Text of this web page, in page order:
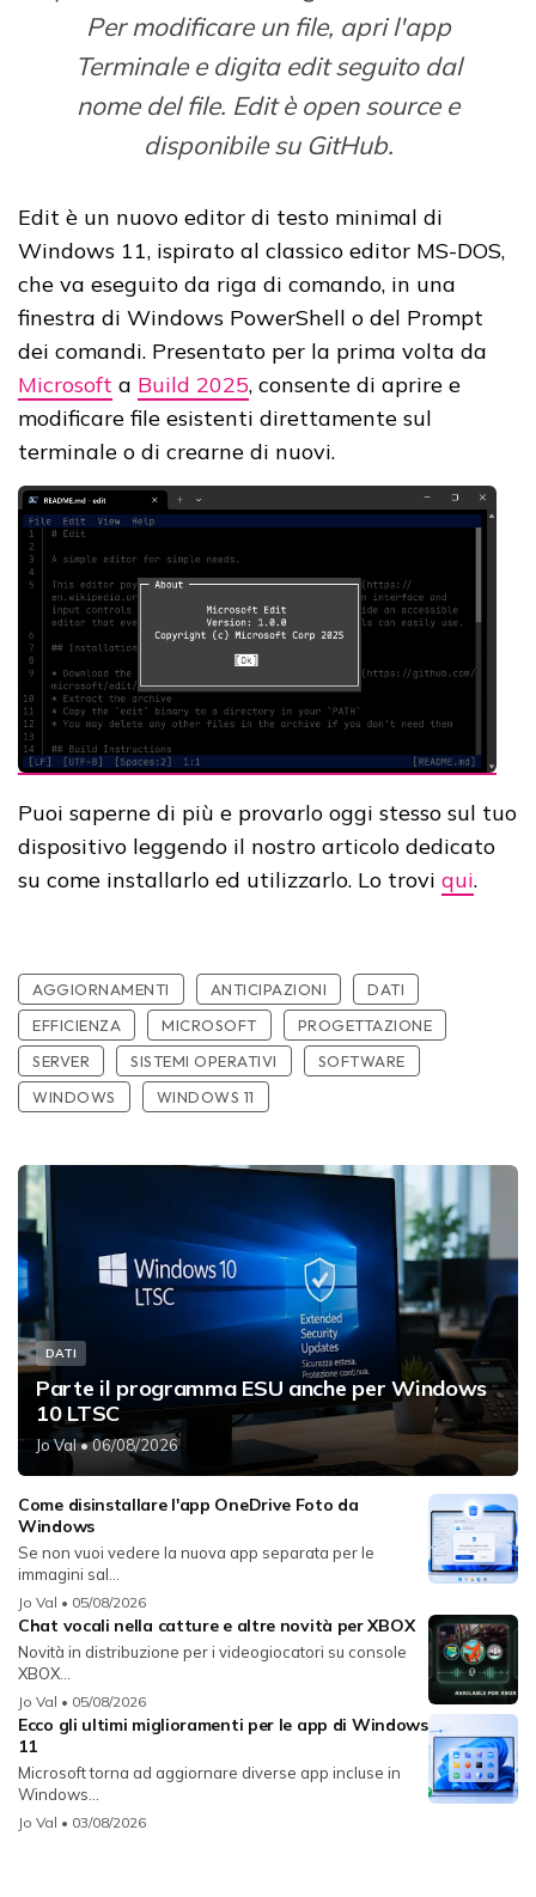
Per modificare un file, apri l'app
Terminale e digita edit seguito dal
nome del file. Edit è open source e
disponibile su GitHub.
Edit è un nuovo editor di testo minimal di
Windows 11, ispirato al classico editor MS-DOS,
che va eseguito da riga di comando, in una
finestra di Windows PowerShell o del Prompt
dei comandi. Presentato per la prima volta da
Microsoft a Build 2025, consente di aprire e
modificare file esistenti direttamente sul
terminale o di crearne di nuovi.
Puoi saperne di più e provarlo oggi stesso sul tuo
dispositivo leggendo il nostro articolo dedicato
su come installarlo ed utilizzarlo. Lo trovi qui.
AGGIORNAMENTI ANTICIPAZIONI
DATI
EFFICIENZA
MICROSOFT
PROGETTAZIONE
SERVER
SISTEMI OPERATIVI
SOFTWARE
WINDOWS
WINDOWS 11
DATI
Parte il programma ESU anche per Windows
10 LTSC
Jo Val• 06/08/2026
Come disinstallare l'app OneDrive Foto da
Windows
Se non vuoi vedere la nuova app separata per le
immagini sal...
Jo Val • 05/08/2026
Chat vocali nella catture e altre novità per XBOX
Novità in distribuzione per i videogiocatori su console
XBOX...
Jo Val • 05/08/2026
Ecco gli ultimi miglioramenti per le app di Windows
11
Microsoft torna ad aggiornare diverse app incluse in
Windows...
Jo Val • 03/08/2026